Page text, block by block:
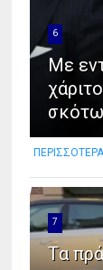
6
Με
7
Tα